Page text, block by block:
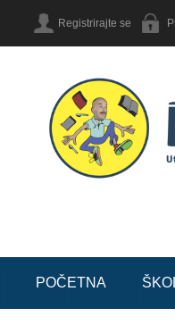
Registrirajte se
POČETNA